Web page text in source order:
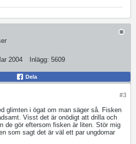
2004 Inlägg: 5609
Dela
#3
glimten i ögat om man säger så. Fisken
Visst det är onödigt att drilla och
de gör eftersom fisken är liten. Stör mig
som sagt det är väl ett par ungdomar